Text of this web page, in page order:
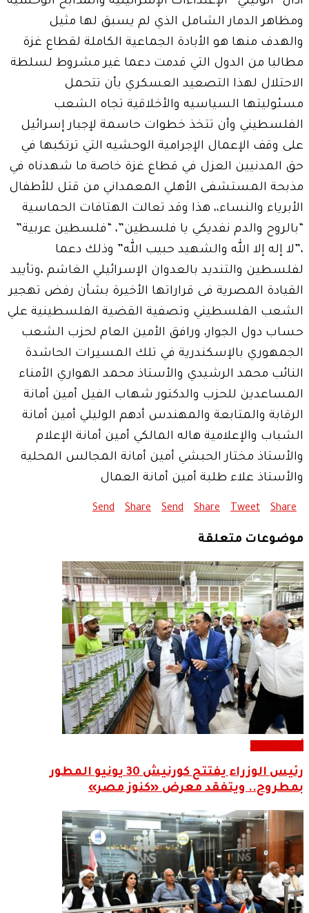
ومظاهر الدمار الشامل الذي لم يسبق لها مثيل
والهدف منها هو الأبادة الجماعية الكاملة لقطاع غزة
مطالبا من الدول التي قدمت دعما غير مشروط لسلطة
الاحتلال لهذا التصعيد العسكري بأن تتحمل
مسئوليتها السياسيه والأخلاقية تجاه الشعب
الفلسطيني وأن تتخذ خطوات حاسمة لإجبار إسرائيل
على وقف الإعمال الإجرامية الوحشيه التي ترتكبها في
حق المدنيين العزل في قطاع غزة خاصة ما شهدناه في
مذبحة المستشفى الأهلي المعمداني من قتل للأطفال
الأبرياء والنساء،، هذا وقد تعالت الهتافات الحماسية
“بالروح والدم نفديكي يا فلسطين”، “فلسطين عربية”
،”لا إله إلا الله والشهيد حبيب الله” وذلك دعما
لفلسطين والتنديد بالعدوان الإسرائيلي الغاشم ،وتأييد
القيادة المصرية فى قراراتها الأخيرة بشأن رفض تهجير
الشعب الفلسطيني وتصفية القضية الفلسطينية علي
حساب دول الجوار، ورافق الأمين العام لحزب الشعب
الجمهوري بالإسكندرية في تلك المسيرات الحاشدة
النائب محمد الرشيدي والأستاذ محمد الهواري الأمناء
المساعدين للحزب والدكتور شهاب الفيل أمين أمانة
الرقابة والمتابعة والمهندس أدهم الوليلي أمين أمانة
الشباب والإعلامية هاله المالكي أمين أمانة الإعلام
والأستاذ مختار الحبشي أمين أمانة المجالس المحلية
والأستاذ علاء طلبة أمين أمانة العمال
Share
Tweet
Share
Send
Share
Send
موضوعات متعلقة
رئيس الوزراء يفتتح كورنيش 30 يونيو المطور
بمطروح.. ويتفقد معرض «كنوز مصر»